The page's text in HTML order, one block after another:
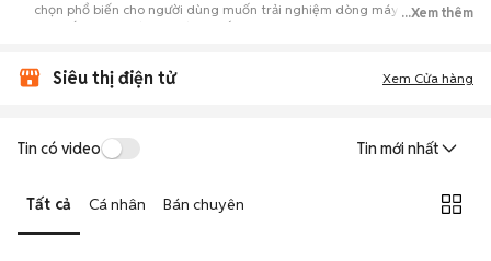
chọn phổ biến cho người dùng muốn trải nghiệm dòng máy này với chi
phí thấp hơn so với khi mới ra mắt.
Toàn quốc từ nhiều cá nhân muốn lên đời máy, mang đến đa dạng sự
lựa chọn về tình trạng bảo hành, hình thức máy và màu sắc.
đánh giá chính xác hiệu năng thực tế của máy so với mô tả trên
Mua bán linh hoạt: Hai bên có thể chủ động thỏa thuận giá cả và
địa điểm giao nhận, chốt giao dịch nhanh chóng khi đạt được
...Xem thêm
Siêu thị điện tử Xem Cửa hàng
Tin có video Tin mới nhất
Tất cả Cá nhân Bán chuyên